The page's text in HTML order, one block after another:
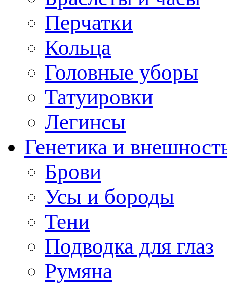
Перчатки
Кольца
Головные уборы
Татуировки
Легинсы
Генетика и
Брови
Усы и бороды
Тени
Подводка для глаз
Румяна